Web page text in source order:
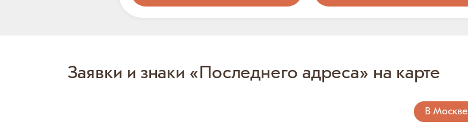
Заявки и знаки «Последнего адреса» на карте
В Москве